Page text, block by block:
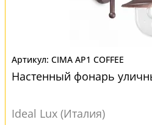
CIMA AP1 COFFEE
Настенный фонарь
Ideal Lux (Италия)